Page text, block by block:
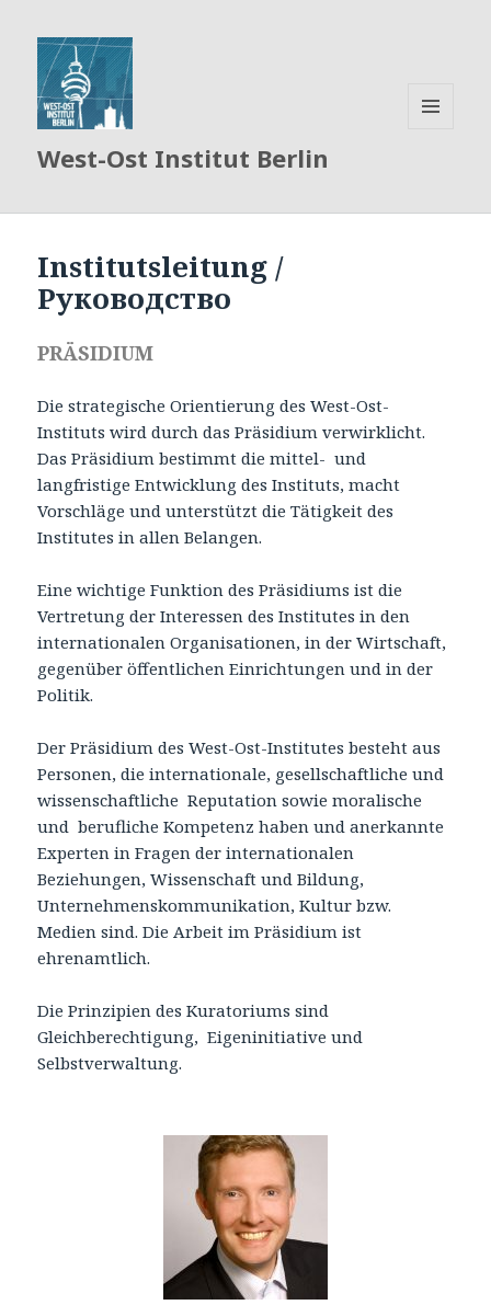
West-Ost Institut Berlin
Institutsleitung /
Руководство
PRÄSIDIUM
Die strategische Orientierung des West-Ost-
Instituts wird durch das Präsidium verwirklicht.
Das Präsidium bestimmt die mittel- und
langfristige Entwicklung des Instituts, macht
Vorschläge und unterstützt die Tätigkeit des
Institutes in allen Belangen.
Eine wichtige Funktion des Präsidiums ist die
Vertretung der Interessen des Institutes in den
internationalen Organisationen, in der Wirtschaft,
gegenüber öffentlichen Einrichtungen und in der
Politik.
Der Präsidium des West-Ost-Institutes besteht aus
Personen, die internationale, gesellschaftliche und
wissenschaftliche Reputation sowie moralische
und berufliche Kompetenz haben und anerkannte
Experten in Fragen der internationalen
Beziehungen, Wissenschaft und Bildung,
Unternehmenskommunikation, Kultur bzw.
Medien sind. Die Arbeit im Präsidium ist
ehrenamtlich.
Die Prinzipien des Kuratoriums sind
Gleichberechtigung, Eigeninitiative und
Selbstverwaltung.